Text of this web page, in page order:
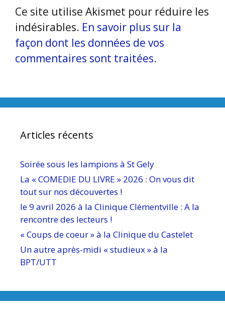
Ce site utilise Akismet pour réduire les
indésirables. En savoir plus sur la
façon dont les données de vos
commentaires sont traitées.
Articles récents
Soirée sous les lampions à St Gely
La « COMEDIE DU LIVRE » 2026 : On vous dit
tout sur nos découvertes !
le 9 avril 2026 à la Clinique Clémentville : A la
rencontre des lecteurs !
« Coups de coeur » à la Clinique du Castelet
Un autre après-midi « studieux » à la
BPT/UTT